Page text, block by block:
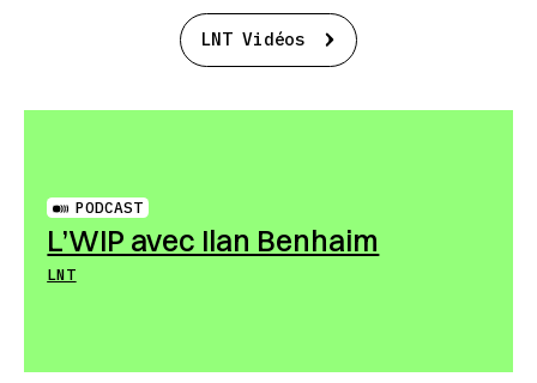
LNT Vidéos
PODCAST
L’WIP avec Ilan Benhaim
LNT